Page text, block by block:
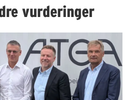
vurderinger